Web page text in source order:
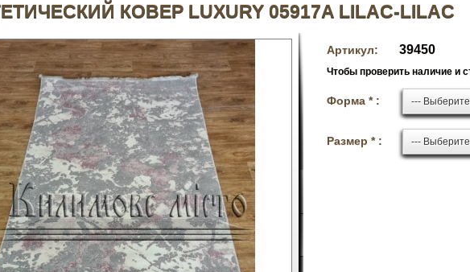
КОВЕР LUXURY 05917A LILAC-LILAC
Артикул: 39450
Чтобы проверить наличие и
Форма * : ---
Размер * : ---